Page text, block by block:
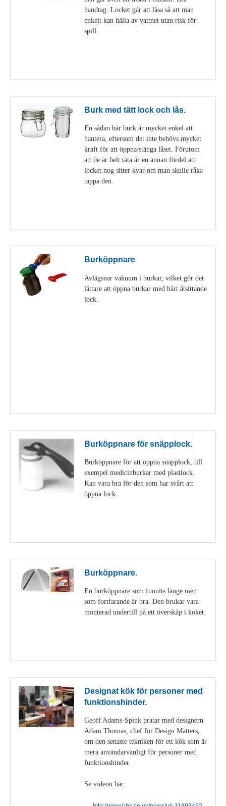
handtag. Locket går att låsa så att man
enkelt kan hälla av vattnet utan risk för
spill.
Burk med tätt lock och lås.
En sådan här burk är mycket enkel att
hantera, eftersom det inte behövs mycket
kraft för att öppna/stänga låset. Förutom
att de är helt täta är en annan fördel att
locket nog sitter kvar om man skulle råka
tappa den.
Burköppnare
Avlägsnar vakuum i burkar, vilket gör det
lättare att öppna burkar med hårt åtsittande
lock.
Burköppnare för snäpplock.
Burköppnare för att öppna snäpplock, till
exempel medicinburkar med plastlock.
Kan vara bra för den som har svårt att
öppna lock.
Burköppnare.
En burköppnare som funnits länge men
som fortfarande är bra. Den brukar vara
monterad undertill på ett överskåp i köket.
Designat kök för personer med
funktionshinder.
Geoff Adams-Spink pratar med designern
Adam Thomas, chef för Design Matters,
om den senaste tekniken för ett kök som är
mera användarvänligt för personer med
funktionshinder.
Se videon här: